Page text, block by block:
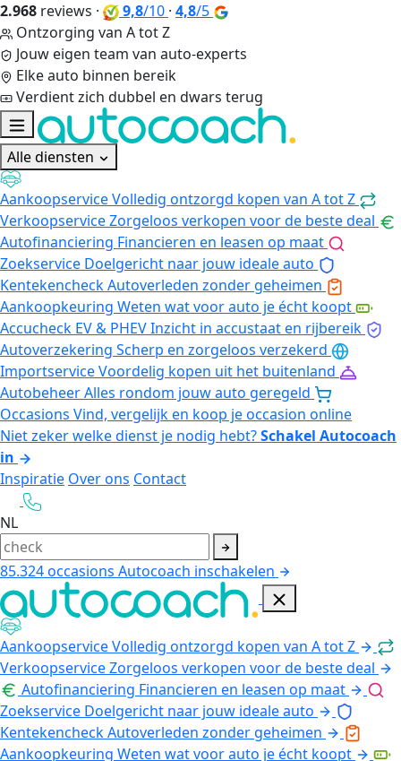
2.968 reviews · 9,8/10 · 4,8/5
Ontzorging van A tot Z
Jouw eigen team van auto-experts
Elke auto binnen bereik
Verdient zich dubbel en dwars terug
Alle diensten
AankoopserviceVolledig ontzorgd kopen van A tot Z
VerkoopserviceZorgeloos verkopen voor de beste deal
Autofinanciering Financieren en leasen op maat
Zoekservice Doelgericht naar jouw ideale auto
KentekencheckAutoverleden zonder geheimen
Aankoopkeuring Weten wat voor auto je écht koopt
Accucheck EV & PHEVInzicht in accustaat en rijbereik
Autoverzekering Scherp en zorgeloos verzekerd
ImportserviceVoordelig kopen uit het buitenland
AutobeheerAlles rondom jouw auto geregeld
Occasions Vind, vergelijk en koop je occasion online
Niet zeker welke dienst je nodig hebt?Schakel Autocoach
in
Inspiratie Over ons Contact
NL
85.324occasions Autocoach inschakelen
AankoopserviceVolledig ontzorgd kopen van A tot Z
VerkoopserviceZorgeloos verkopen voor de beste deal
Autofinanciering Financieren en leasen op maat
Zoekservice Doelgericht naar jouw ideale auto
KentekencheckAutoverleden zonder geheimen
Aankoopkeuring Weten wat voor auto je écht koopt